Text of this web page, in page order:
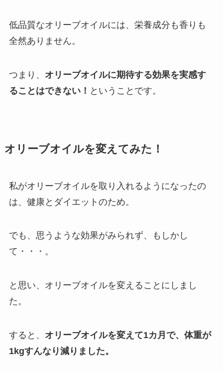
低品質なオリーブオイルには、栄養成分も香りも
全然ありません。
つまり、 オリーブオイルに期待する効果を実感す
ることはできない！ ということです。
オリーブオイルを変えてみた！
私がオリーブオイルを取り入れるようになったの
は、健康とダイエットのため。
でも、思うような効果がみられず、もしかし
て・・・。
と思い、オリーブオイルを変えることにしまし
た。
すると、 オリーブオイルを変えて1カ月で、体重が
1kgすんなり減りました。